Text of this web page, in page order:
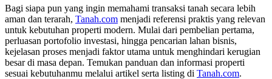
Bagi siapa pun yang ingin memahami transaksi tanah secara lebih
aman dan terarah, Tanah.com menjadi referensi praktis yang relevan
untuk kebutuhan properti modern. Mulai dari pembelian pertama,
perluasan portofolio investasi, hingga pencarian lahan bisnis,
kejelasan proses menjadi faktor utama untuk menghindari kerugian
besar di masa depan. Temukan panduan dan informasi properti
sesuai kebutuhanmu melalui artikel serta listing di Tanah.com.